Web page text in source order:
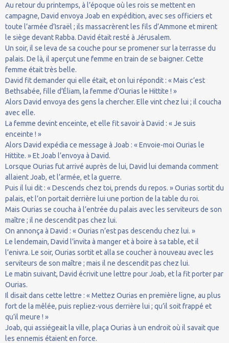
Au retour du printemps, à l’époque où les rois se mettent en
campagne, David envoya Joab en expédition, avec ses officiers et
toute l’armée d’Israël ; ils massacrèrent les fils d’Ammone et mirent
le siège devant Rabba. David était resté à Jérusalem.
Un soir, il se leva de sa couche pour se promener sur la terrasse du
palais. De là, il aperçut une femme en train de se baigner. Cette
femme était très belle.
David fit demander qui elle était, et on lui répondit : « Mais c’est
Bethsabée, fille d’Éliam, la femme d’Ourias le Hittite ! »
Alors David envoya des gens la chercher. Elle vint chez lui ; il coucha
avec elle.
La femme devint enceinte, et elle fit savoir à David : « Je suis
enceinte ! »
Alors David expédia ce message à Joab : « Envoie-moi Ourias le
Hittite. » Et Joab l’envoya à David.
Lorsque Ourias fut arrivé auprès de lui, David lui demanda comment
allaient Joab, et l’armée, et la guerre.
Puis il lui dit : « Descends chez toi, prends du repos. » Ourias sortit du
palais, et l’on portait derrière lui une portion de la table du roi.
Mais Ourias se coucha à l’entrée du palais avec les serviteurs de son
maître ; il ne descendit pas chez lui.
On annonça à David : « Ourias n’est pas descendu chez lui. »
Le lendemain, David l’invita à manger et à boire à sa table, et il
l’enivra. Le soir, Ourias sortit et alla se coucher à nouveau avec les
serviteurs de son maître ; mais il ne descendit pas chez lui.
Le matin suivant, David écrivit une lettre pour Joab, et la fit porter par
Ourias.
Il disait dans cette lettre : « Mettez Ourias en première ligne, au plus
fort de la mêlée, puis repliez-vous derrière lui ; qu’il soit frappé et
qu’il meure ! »
Joab, qui assiégeait la ville, plaça Ourias à un endroit où il savait que
les ennemis étaient en force.